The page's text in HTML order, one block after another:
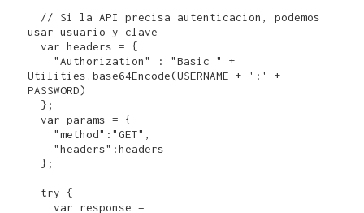
usar usuario y clave
  var headers = {
Utilities.base64Encode(USERNAME + ':' +
PASSWORD)
  var params = {
    var response =